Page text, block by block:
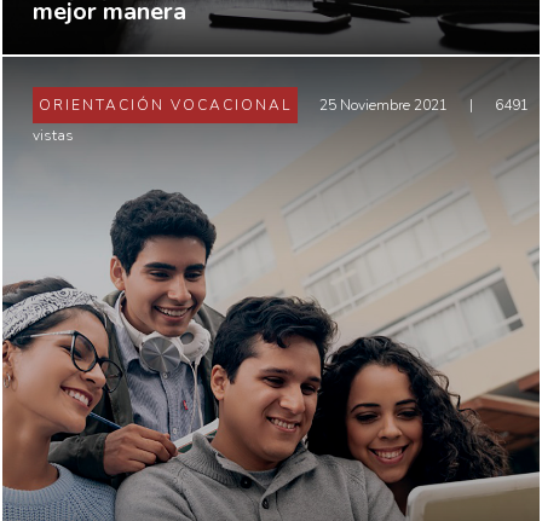
mejor manera
ORIENTACIÓN VOCACIONAL 25 Noviembre 2021 |
6491
vistas